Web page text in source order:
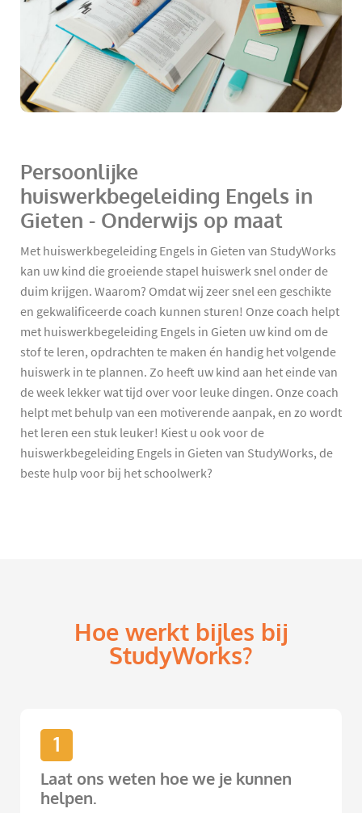
Persoonlijke
huiswerkbegeleiding Engels in
Gieten - Onderwijs op maat
Met huiswerkbegeleiding Engels in Gieten van StudyWorks
kan uw kind die groeiende stapel huiswerk snel onder de
duim krijgen. Waarom? Omdat wij zeer snel een geschikte
en gekwalificeerde coach kunnen sturen! Onze coach helpt
met huiswerkbegeleiding Engels in Gieten uw kind om de
stof te leren, opdrachten te maken én handig het volgende
huiswerk in te plannen. Zo heeft uw kind aan het einde van
de week lekker wat tijd over voor leuke dingen. Onze coach
helpt met behulp van een motiverende aanpak, en zo wordt
het leren een stuk leuker! Kiest u ook voor de
huiswerkbegeleiding Engels in Gieten van StudyWorks, de
beste hulp voor bij het schoolwerk?
Hoe werkt bijles bij
StudyWorks?
1
Laat ons weten hoe we je kunnen
helpen.